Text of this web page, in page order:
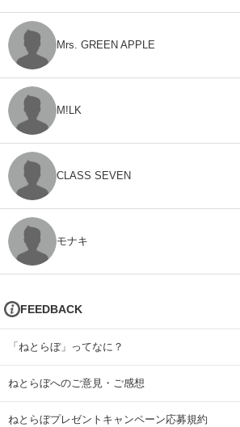
Mrs. GREEN APPLE
M!LK
CLASS SEVEN
モナキ
FEEDBACK
「ねとらぼ」ってなに？
ねとらぼへのご意見・ご感想
ねとらぼプレゼントキャンペーン応募規約